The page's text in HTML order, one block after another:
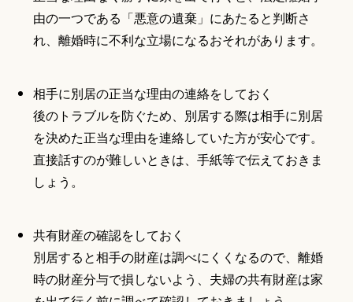
由の一つである「悪意の遺棄」にあたると判断さ
れ、離婚時に不利な立場になるおそれがあります。
相手に別居の正当な理由の連絡をしておく
後のトラブルを防ぐため、別居する際は相手に別居
を決めた正当な理由を連絡していた方が安心です。
直接話すのが難しいときは、手紙等で伝えておきま
しょう。
共有財産の確認をしておく
別居すると相手の財産は調べにくくなるので、離婚
時の財産分与で損しないよう、夫婦の共有財産は家